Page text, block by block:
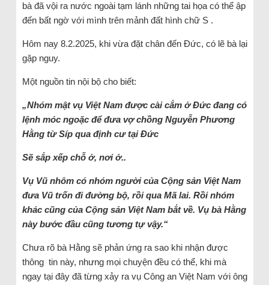
bà đã vội ra nước ngoài tạm lánh những tai họa có thể ập
đến bất ngờ với mình trên mảnh đất hình chữ S .
Hôm nay 8.2.2025, khi vừa đặt chân đến Đức, có lẽ bà lại
gặp nguy.
Một nguồn tin nội bộ cho biết:
„Nhóm mật vụ Việt Nam được cài cắm ở Đức đang có
lệnh móc ngoặc để đưa vợ chồng Nguyễn Phương
Hằng từ Síp qua định cư tại Đức
Sẽ sắp xếp chỗ ở, nơi ở..
Vụ Vũ nhôm có nhóm người của Cộng sản Việt Nam
đưa Vũ trốn đi đường bộ, rồi qua Mã lai. Rồi nhóm
khác cũng của Cộng sản Việt Nam bắt về. Vụ bà Hằng
này bước đầu cũng tương tự vậy.“
Chưa rõ bà Hằng sẽ phản ứng ra sao khi nhận được
thông tin này, nhưng mọi chuyện đều có thể, khi mà
ngay tại đây đã từng xảy ra vụ Công an Việt Nam với ông